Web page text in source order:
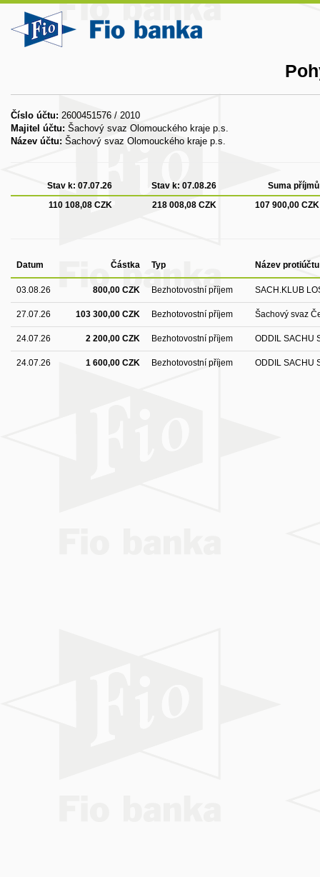
Číslo účtu: 2600451576 / 2010
Majitel účtu: Šachový svaz Olomouckého kraje p.s.
Název účtu: Šachový svaz Olomouckého kraje p.s.
Stav k: 07.07.26 Stav k: 07.08.26
Suma příjmů
110 108,08 CZK
218 008,08 CZK 107 900,00 CZK
Datum Částka Typ Název protiúčtu
03.08.26 800,00 CZK Bezhotovostní příjem SACH.KLUB
27.07.26 103 300,00 CZK Bezhotovostní příjem Šachový svaz
24.07.26 2 200,00 CZK Bezhotovostní příjem ODDIL SACHU
24.07.26 1 600,00 CZK Bezhotovostní příjem ODDIL SACHU